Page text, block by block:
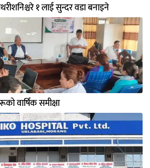
१ लाई सुन्दर वडा बनाइने
वार्षिक समीक्षा